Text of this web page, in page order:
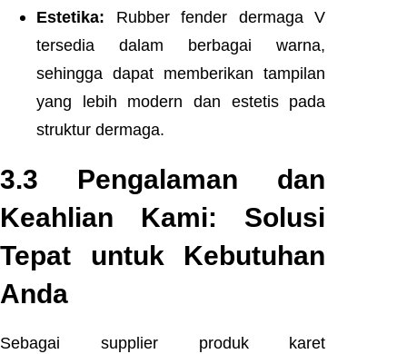
Estetika: Rubber fender dermaga V
tersedia dalam berbagai warna,
sehingga dapat memberikan tampilan
yang lebih modern dan estetis pada
struktur dermaga.
3.3 Pengalaman dan
Keahlian Kami: Solusi
Tepat untuk Kebutuhan
Anda
Sebagai supplier produk karet